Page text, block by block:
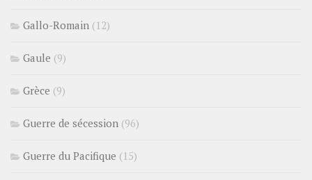
Gallo-Romain (12)
Gaule (9)
Grèce (9)
Guerre de sécession (96)
Guerre du Pacifique (15)